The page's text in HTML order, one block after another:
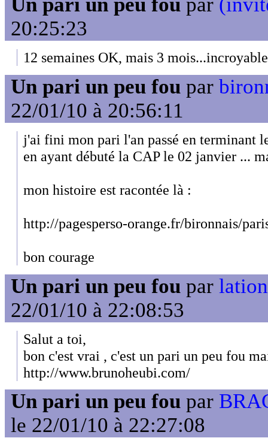
20:25:23
12 semaines OK, mais 3
Un pari un peu fou par
22/01/10 à 20:56:11
j'ai fini mon pari l'an passé en terminant
en ayant débuté la CAP le 02 janvier ...
mon histoire est racontée là :
http://pagesperso-orange.fr/bironnais/
bon courage
Un pari un peu fou par
22/01/10 à 22:08:53
Salut a toi,
bon c'est vrai , c'est un pari un peu fou
http://www.brunoheubi.com/
Un pari un peu fou par
le 22/01/10 à 22:27:08